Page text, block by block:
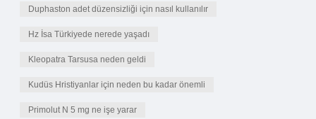
Duphaston adet düzensizliği için nasıl kullanılır
Hz İsa Türkiyede nerede yaşadı
Kleopatra Tarsusa neden geldi
Kudüs Hristiyanlar için neden bu kadar önemli
Primolut N 5 mg ne işe yarar